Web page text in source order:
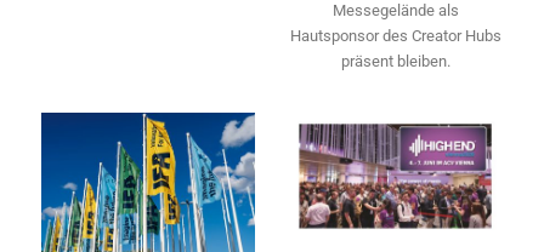
Messegelände als
Hautsponsor des Creator Hubs
präsent bleiben.